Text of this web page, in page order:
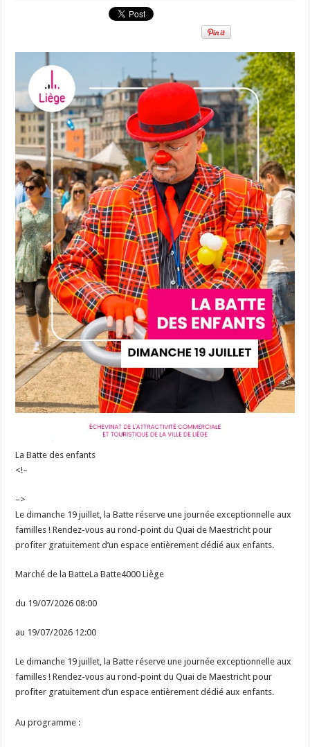
La Batte des enfants
<!–
–>
Le dimanche 19 juillet, la Batte réserve une journée exceptionnelle aux
familles ! Rendez-vous au rond-point du Quai de Maestricht pour
profiter gratuitement d’un espace entièrement dédié aux enfants.
Marché de la BatteLa Batte4000 Liège
du 19/07/2026 08:00
au 19/07/2026 12:00
Le dimanche 19 juillet, la Batte réserve une journée exceptionnelle aux
familles ! Rendez-vous au rond-point du Quai de Maestricht pour
profiter gratuitement d’un espace entièrement dédié aux enfants.
Au programme :